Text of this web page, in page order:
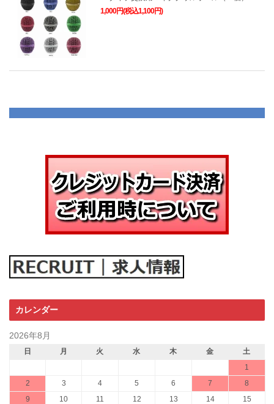
1,000円(税込1,100円)
カレンダー
2026年8月
日 月 火 水 木 金
土
1
2
3 4 5 6 7
8
9
10 11 12 13 14
15